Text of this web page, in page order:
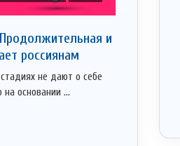
и
россиянам
не дают о себе
основании ...